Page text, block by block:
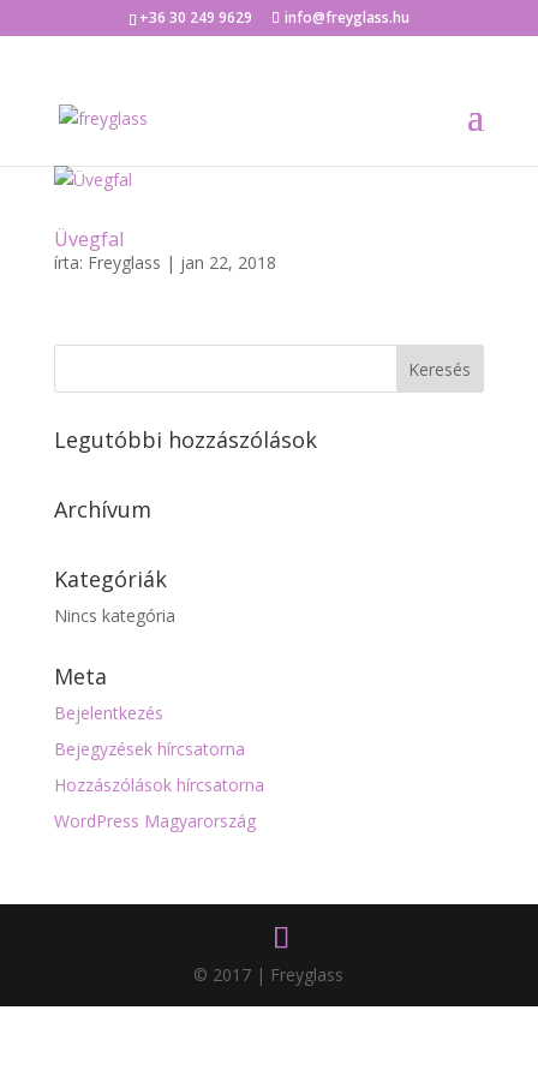
+36 30 249 9629 info@freyglass.hu
Üvegfal
írta: Freyglass | jan 22, 2018
Legutóbbi hozzászólások
Archívum
Kategóriák
Nincs kategória
Meta
Bejelentkezés
Bejegyzések hírcsatorna
Hozzászólások hírcsatorna
WordPress Magyarország
© 2017 | Freyglass